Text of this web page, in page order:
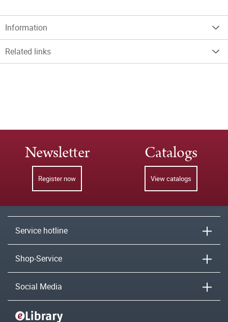
Information
Related links
Newsletter
Register now
Catalogs
View catalogs
Service hotline
Shop-Service
Social Media